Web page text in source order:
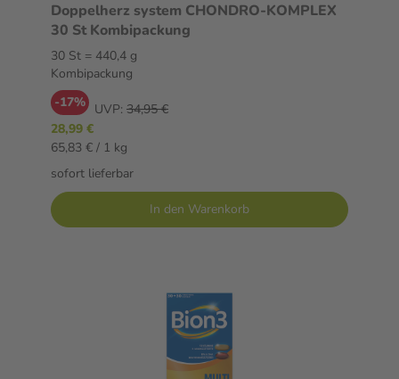
Doppelherz system CHONDRO-KOMPLEX
30 St Kombipackung
30 St = 440,4 g
Kombipackung
-17% UVP: 34,95 €
28,99 €
65,83 € / 1 kg
sofort lieferbar
In den Warenkorb